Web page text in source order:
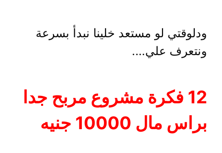
ودلوقتي لو مستعد خلينا نبدأ بسرعة
ونتعرف علي….
12 فكرة مشروع مربح جدا
براس مال 10000 جنيه